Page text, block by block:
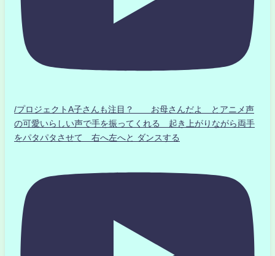
/プロジェクトA子さんも注目？ お母さんだよ とアニメ声
の可愛いらしい声で手を振ってくれる 起き上がりながら両手
をパタパタさせて 右へ左へと ダンスする